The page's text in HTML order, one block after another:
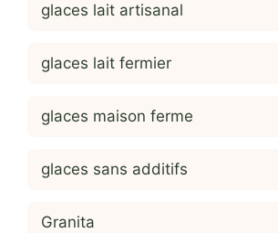
glaces lait artisanal
glaces lait fermier
glaces maison ferme
glaces sans additifs
Granita